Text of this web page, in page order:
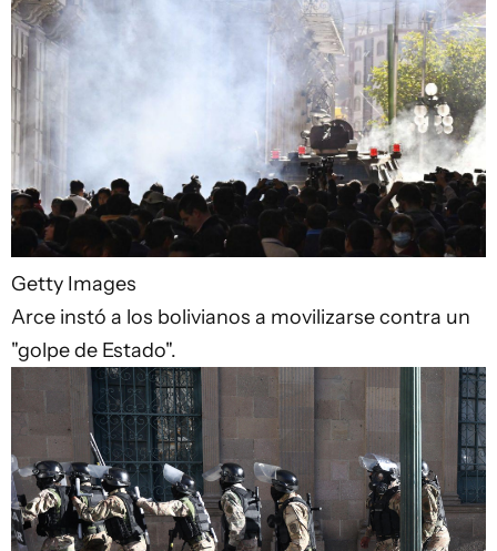
Getty Images
Arce instó a los bolivianos a movilizarse contra un
"golpe de Estado".